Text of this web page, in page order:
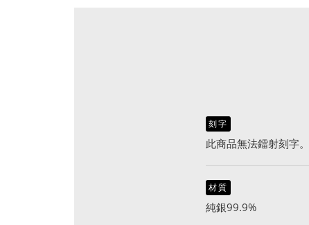
刻字
此商品無法鐳射刻字。
材質
純銀99.9%